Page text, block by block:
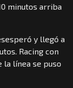
minutos arriba
y llegó a
Racing con
línea se puso